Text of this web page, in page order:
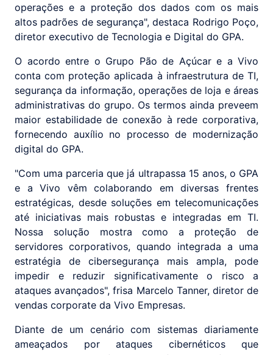
operações e a proteção dos dados com os mais
altos padrões de segurança", destaca Rodrigo Poço,
diretor executivo de Tecnologia e Digital do GPA.
O acordo entre o Grupo Pão de Açúcar e a Vivo
conta com proteção aplicada à infraestrutura de TI,
segurança da informação, operações de loja e áreas
administrativas do grupo. Os termos ainda preveem
maior estabilidade de conexão à rede corporativa,
fornecendo auxílio no processo de modernização
digital do GPA.
"Com uma parceria que já ultrapassa 15 anos, o GPA
e a Vivo vêm colaborando em diversas frentes
estratégicas, desde soluções em telecomunicações
até iniciativas mais robustas e integradas em TI.
Nossa solução mostra como a proteção de
servidores corporativos, quando integrada a uma
estratégia de cibersegurança mais ampla, pode
impedir e reduzir significativamente o risco a
ataques avançados", frisa Marcelo Tanner, diretor de
vendas corporate da Vivo Empresas.
Diante de um cenário com sistemas diariamente
ameaçados por ataques cibernéticos que